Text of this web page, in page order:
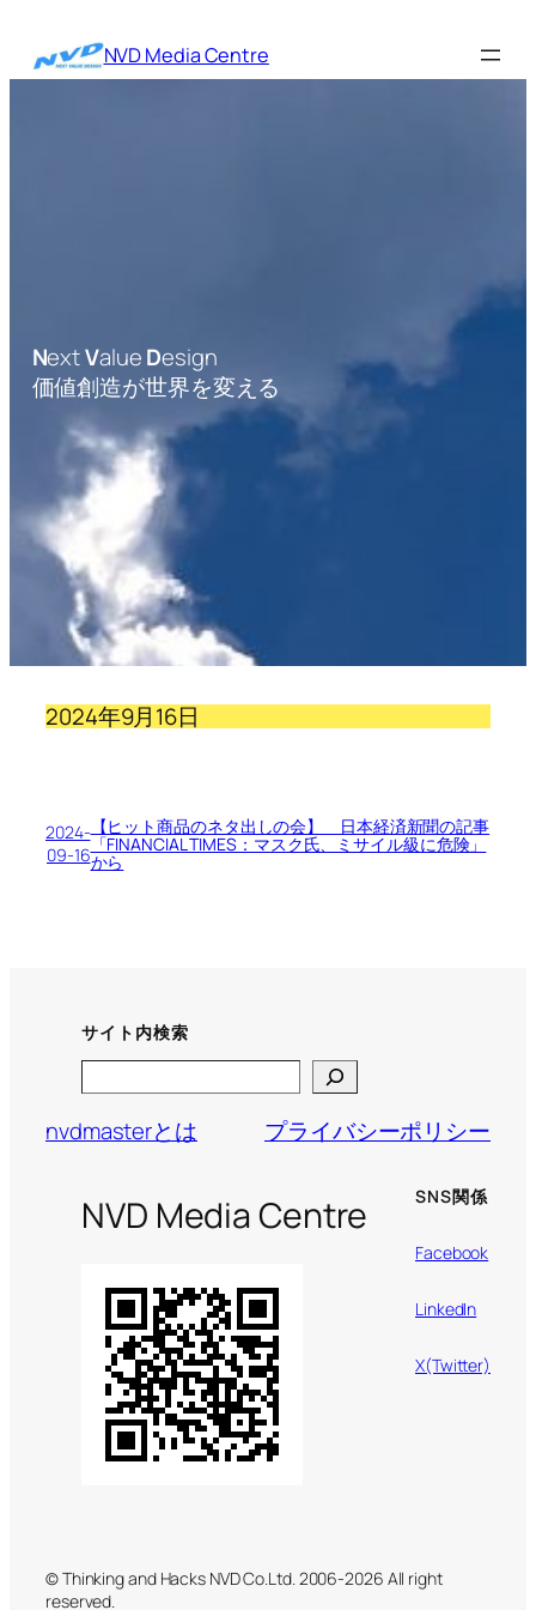
を
NVD Media Centre
NextValueDesign
価値創造が世界を変える
2024年9月16日
2024-
09-16
【ヒット商品のネタ出しの会】 日本経済新聞の記事
「FINANCIAL TIMES：マスク氏、ミサイル級に危険」
から
サイト内検索
nvdmasterとは
プライバシーポリシー
NVD Media Centre SNS関係
Facebook
LinkedIn
X(Twitter)
© Thinking and Hacks NVD Co.Ltd. 2006-2026 All right
reserved.